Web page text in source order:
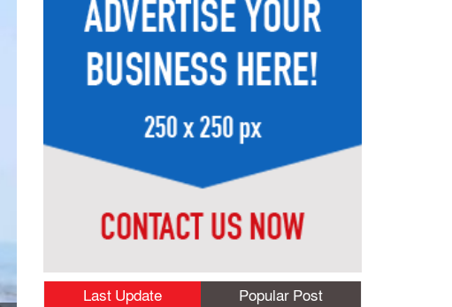
Last Update
Popular Post